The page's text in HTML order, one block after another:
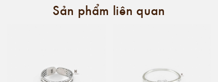
Sản phẩm liên quan